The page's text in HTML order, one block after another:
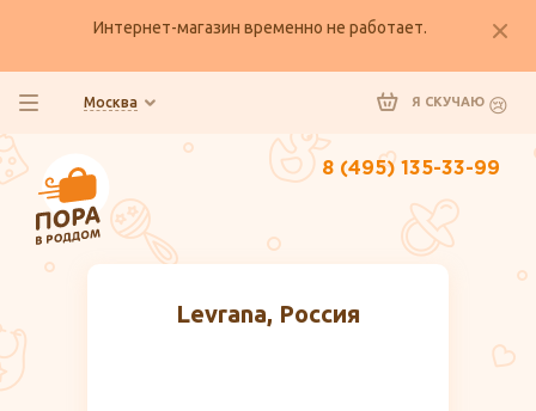
Интернет-магазин временно не работает.
Москва Я СКУЧАЮ
8 (495) 135-33-99
Levrana, Россия